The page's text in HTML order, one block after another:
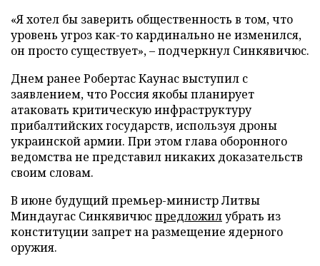
«Я хотел бы заверить общественность в том, что
уровень угроз как-то кардинально не изменился,
он просто существует», – подчеркнул Синкявичюс.
Днем ранее Робертас Каунас выступил с
заявлением, что Россия якобы планирует
атаковать критическую инфраструктуру
прибалтийских государств, используя дроны
украинской армии. При этом глава оборонного
ведомства не представил никаких доказательств
своим словам.
В июне будущий премьер-министр Литвы
Миндаугас Синкявичюспредложилубрать из
конституции запрет на размещение ядерного
оружия.